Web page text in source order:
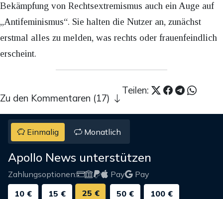
Bekämpfung von Rechtsextremismus auch ein Auge auf
„Antifeminismus“. Sie halten die Nutzer an, zunächst
erstmal alles zu melden, was rechts oder frauenfeindlich
erscheint.
Teilen:
Zu den Kommentaren (17)
Einmalig Monatlich
Apollo News unterstützen
Zahlungsoptionen: Pay
Pay
10 €
15 € 25 € 50 € 100 €